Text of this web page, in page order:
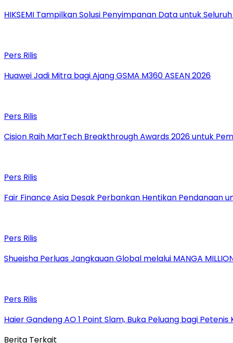
HIKSEMI Tampilkan Solusi Penyimpanan Data untuk
Pers Rilis
Huawei Jadi Mitra bagi Ajang GSMA M360 ASEAN 2026
Pers Rilis
Cision Raih MarTech Breakthrough Awards 2026 untuk
Pers Rilis
Fair Finance Asia Desak Perbankan Hentikan Pendanaan
Pers Rilis
Shueisha Perluas Jangkauan Global melalui MANGA
Pers Rilis
Haier Gandeng AO 1 Point Slam, Buka Peluang bagi
Berita Terkait